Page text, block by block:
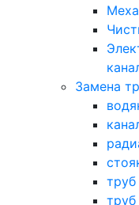
Замена
труб